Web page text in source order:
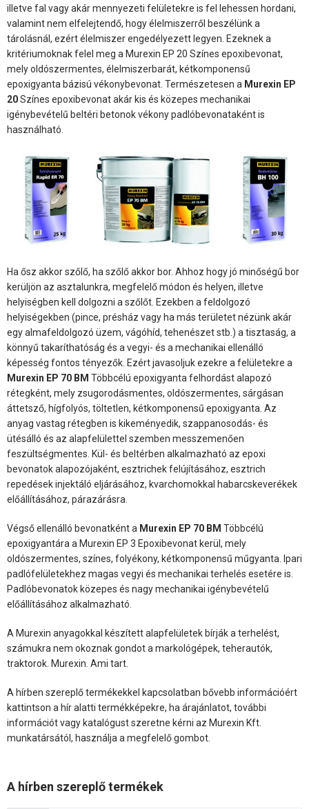
illetve fal vagy akár mennyezeti felületekre is fel lehessen hordani,
valamint nem elfelejtendő, hogy élelmiszerről beszélünk a
tárolásnál, ezért élelmiszer engedélyezett legyen. Ezeknek a
kritériumoknak felel meg a Murexin EP 20 Színes epoxibevonat,
mely oldószermentes, élelmiszerbarát, kétkomponensű
epoxigyanta bázisú vékonybevonat. Természetesen a Murexin EP
20Színes epoxibevonat akár kis és közepes mechanikai
igénybevételű beltéri betonok vékony padlóbevonataként is
használható.
Ha ősz akkor szőlő, ha szőlő akkor bor. Ahhoz hogy jó minőségű bor
kerüljön az asztalunkra, megfelelő módon és helyen, illetve
helyiségben kell dolgozni a szőlőt. Ezekben a feldolgozó
helyiségekben (pince, présház vagy ha más területet nézünk akár
egy almafeldolgozó üzem, vágóhíd, tehenészet stb.) a tisztaság, a
könnyű takaríthatóság és a vegyi- és a mechanikai ellenálló
képesség fontos tényezők. Ezért javasoljuk ezekre a felületekre a
Murexin EP 70 BM Többcélú epoxigyanta felhordást alapozó
rétegként, mely zsugorodásmentes, oldószermentes, sárgásan
áttetsző, hígfolyós, töltetlen, kétkomponensű epoxigyanta. Az
anyag vastag rétegben is kikeményedik, szappanosodás- és
ütésálló és az alapfelülettel szemben messzemenően
feszültségmentes. Kül- és beltérben alkalmazható az epoxi
bevonatok alapozójaként, esztrichek felújításához, esztrich
repedések injektáló eljárásához, kvarchomokkal habarcskeverékek
előállításához, párazárásra.
Végső ellenálló bevonatként a Murexin EP 70 BM Többcélú
epoxigyantára a Murexin EP 3 Epoxibevonat kerül, mely
oldószermentes, színes, folyékony, kétkomponensű műgyanta. Ipari
padlófelületekhez magas vegyi és mechanikai terhelés esetére is.
Padlóbevonatok közepes és nagy mechanikai igénybevételű
előállításához alkalmazható.
A Murexin anyagokkal készített alapfelületek bírják a terhelést,
számukra nem okoznak gondot a markológépek, teherautók,
traktorok. Murexin. Ami tart.
A hírben szereplő termékekkel kapcsolatban bővebb információért
kattintson a hír alatti termékképekre, ha árajánlatot, további
információt vagy katalógust szeretne kérni az Murexin Kft.
munkatársától, használja a megfelelő gombot.
A hírben szereplő termékek